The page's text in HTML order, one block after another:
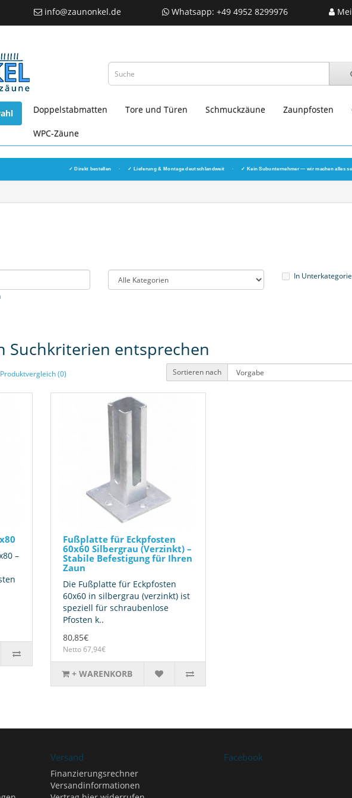
info@zaunonkel.de Whatsapp: +49 4952 8299976
Doppelstabmatten Tore und Türen Schmuckzäune Zaunpfosten
WPC-Zäune
✓ Direkt bestellen · ✓ Lieferung & Montage deutschlandweit · ✓ Kein Subunternehmer — wir machen alles
In
Suchkriterien entsprechen
Produktvergleich (0) Sortieren nach
–
Fußplatte für Eckpfosten
60x60 Silbergrau (Verzinkt) –
Stabile Befestigung für Ihren
Zaun
Die Fußplatte für Eckpfosten
60x60 in silbergrau (verzinkt) ist
speziell für schraubenlose
Pfosten k..
80,85€
Netto 67,94€
+ WARENKORB
Versand
Finanzierungsrechner
Versandinformationen
Facebook